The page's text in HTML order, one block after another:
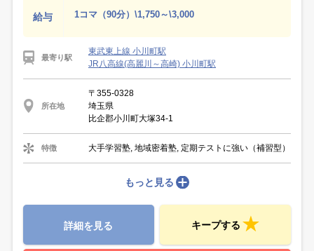
給与 1コマ（90分）\1,750～\3,000
最寄り駅
東武東上線 小川町駅
JR八高線(高麗川～高崎) 小川町駅
所在地
〒355-0328
埼玉県
比企郡小川町大塚34-1
特徴 大手学習塾, 地域密着塾, 定期テストに強い（補習型）
もっと見る
詳細を見る キープする